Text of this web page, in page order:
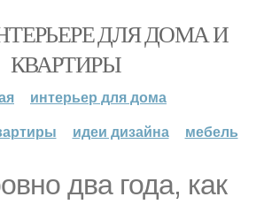
ДЛЯ ДОМА И
КВАРТИРЫ
интерьер для дома
идеи дизайна мебель
два года, как